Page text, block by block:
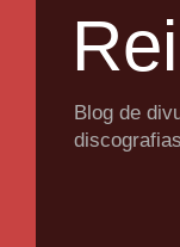
Blog de
discografias